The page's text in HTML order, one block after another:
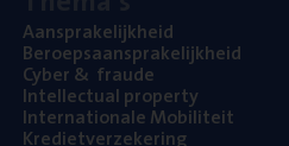
Aan­spra­ke­lijk­heid
Beroeps­aan­spra­ke­lijk­heid
Cyber& fraude
Intel­lec­tu­al property
Inter­na­ti­o­na­le Mobiliteit
Kre­diet­ver­ze­ke­ring